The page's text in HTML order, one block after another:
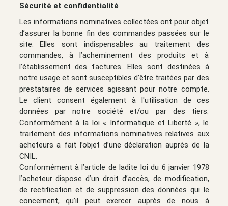
Sécurité et confidentialité
Les informations nominatives collectées ont pour objet
d’assurer la bonne fin des commandes passées sur le
site. Elles sont indispensables au traitement des
commandes, à l’acheminement des produits et à
l’établissement des factures. Elles sont destinées à
notre usage et sont susceptibles d’être traitées par des
prestataires de services agissant pour notre compte.
Le client consent également à l'utilisation de ces
données par notre société et/ou par des tiers.
Conformément à la loi « Informatique et Liberté », le
traitement des informations nominatives relatives aux
acheteurs a fait l’objet d’une déclaration auprès de la
CNIL.
Conformément à l’article de ladite loi du 6 janvier 1978
l’acheteur dispose d’un droit d’accès, de modification,
de rectification et de suppression des données qui le
concernent, qu’il peut exercer auprès de nous à